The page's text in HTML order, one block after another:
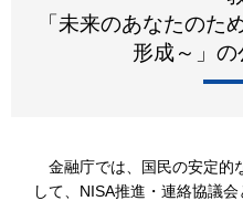
「未来のあなたのた
形成～」
金融庁では、国民の安定的
して、NISA推進・連絡協議